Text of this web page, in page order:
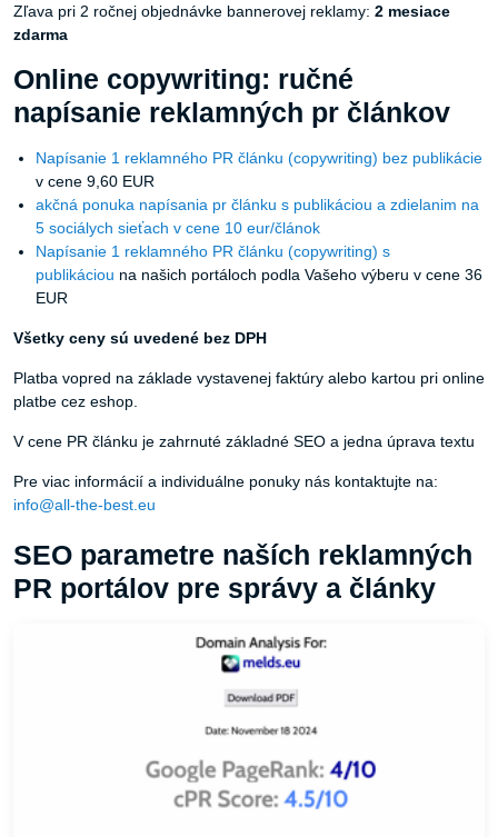
Zľava pri 2 ročnej objednávke bannerovej reklamy: 2 mesiace
zdarma
Online copywriting: ručné
napísanie reklamných pr článkov
Napísanie 1 reklamného PR článku (copywriting) bez publikácie
v cene 9,60 EUR
akčná ponuka napísania pr článku s publikáciou a zdielanim na
5 sociálych sieťach v cene 10 eur/článok
Napísanie 1 reklamného PR článku (copywriting) s
publikáciou na našich portáloch podla Vašeho výberu v cene 36
EUR
Všetky ceny sú uvedené bez DPH
Platba vopred na základe vystavenej faktúry alebo kartou pri online
platbe cez eshop.
V cene PR článku je zahrnuté základné SEO a jedna úprava textu
Pre viac informácií a individuálne ponuky nás kontaktujte na:
info@all-the-best.eu
SEO parametre naších reklamných
PR portálov pre správy a články